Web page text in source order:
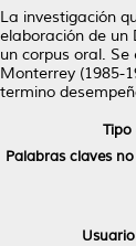
La investigación
elaboración de un
un corpus oral.
Monterrey (1985-
termino
Tipo
Palabras claves